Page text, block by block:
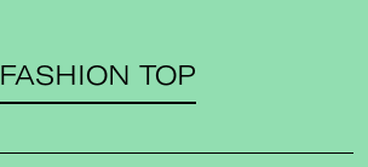
FASHION TOP